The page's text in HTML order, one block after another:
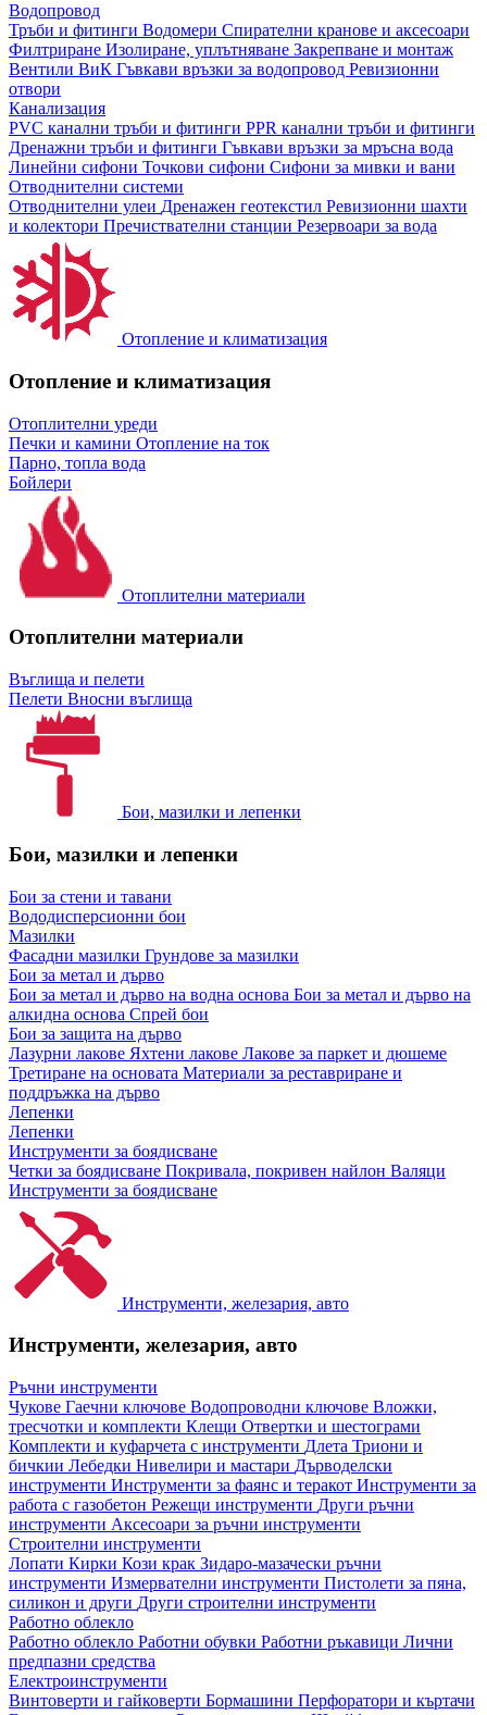
Водопровод
Тръби и фитинги Водомери Спирателни кранове и аксесоари
Филтриране Изолиране, уплътняване Закрепване и монтаж
Вентили ВиК Гъвкави връзки за водопровод Ревизионни
отвори
Канализация
PVC канални тръби и фитинги PPR канални тръби и фитинги
Дренажни тръби и фитинги Гъвкави връзки за мръсна вода
Линейни сифони Точкови сифони Сифони за мивки и вани
Отводнителни системи
Отводнителни улеи Дренажен геотекстил Ревизионни шахти
и колектори Пречиствателни станции Резервоари за вода
Отопление и климатизация
Отопление и климатизация
Отоплителни уреди
Печки и камини Отопление на ток
Парно, топла вода
Бойлери
Отоплителни материали
Отоплителни материали
Въглища и пелети
Пелети Вносни въглища
Бои, мазилки и лепенки
Бои, мазилки и лепенки
Бои за стени и тавани
Вододисперсионни бои
Мазилки
Фасадни мазилки Грундове за мазилки
Бои за метал и дърво
Бои за метал и дърво на водна основа Бои за метал и дърво на
алкидна основа Спрей бои
Бои за защита на дърво
Лазурни лакове Яхтени лакове Лакове за паркет и дюшеме
Третиране на основата Материали за реставриране и
поддръжка на дърво
Лепенки
Лепенки
Инструменти за боядисване
Четки за боядисване Покривала, покривен найлон Валяци
Инструменти за боядисване
Инструменти, железария, авто
Инструменти, железария, авто
Ръчни инструменти
Чукове Гаечни ключове Водопроводни ключове Вложки,
тресчотки и комплекти Клещи Отвертки и шестограми
Комплекти и куфарчета с инструменти Длета Триони и
бичкии Лебедки Нивелири и мастари Дърводелски
инструменти Инструменти за фаянс и теракот Инструменти за
работа с газобетон Режещи инструменти Други ръчни
инструменти Аксесоари за ръчни инструменти
Строителни инструменти
Лопати Кирки Кози крак Зидаро-мазачески ръчни
инструменти Измервателни инструменти Пистолети за пяна,
силикон и други Други строителни инструменти
Работно облекло
Работно облекло Работни обувки Работни ръкавици Лични
предпазни средства
Електроинструменти
Винтоверти и гайковерти Бормашини Перфоратори и къртачи